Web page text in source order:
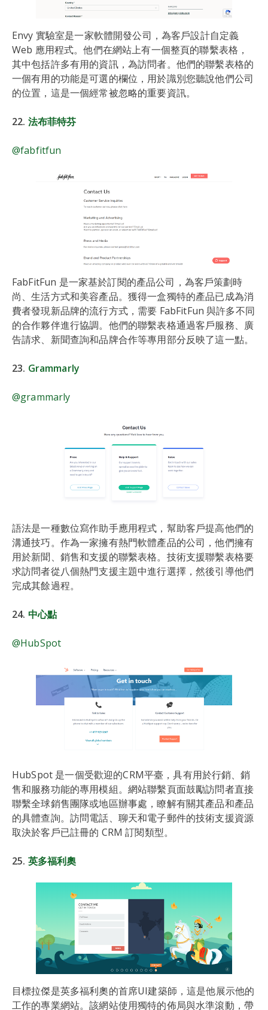
Envy 實驗室是一家軟體開發公司，為客戶設計自定義
Web 應用程式。他們在網站上有一個整頁的聯繫表格，
其中包括許多有用的資訊，為訪問者。他們的聯繫表格的
一個有用的功能是可選的欄位，用於識別您聽說他們公司
的位置，這是一個經常被忽略的重要資訊。
22. 法布菲特芬
@fabfitfun
FabFitFun 是一家基於訂閱的產品公司，為客戶策劃時
尚、生活方式和美容產品。獲得一盒獨特的產品已成為消
費者發現新品牌的流行方式，需要 FabFitFun 與許多不同
的合作夥伴進行協調。他們的聯繫表格通過客戶服務、廣
告請求、新聞查詢和品牌合作等專用部分反映了這一點。
23. Grammarly
@grammarly
語法是一種數位寫作助手應用程式，幫助客戶提高他們的
溝通技巧。作為一家擁有熱門軟體產品的公司，他們擁有
用於新聞、銷售和支援的聯繫表格。技術支援聯繫表格要
求訪問者從八個熱門支援主題中進行選擇，然後引導他們
完成其餘過程。
24. 中心點
@HubSpot
HubSpot 是一個受歡迎的CRM平臺，具有用於行銷、銷
售和服務功能的專用模組。網站聯繫頁面鼓勵訪問者直接
聯繫全球銷售團隊或地區辦事處，瞭解有關其產品和產品
的具體查詢。訪問電話、聊天和電子郵件的技術支援資源
取決於客戶已註冊的 CRM 訂閱類型。
25. 英多福利奧
目標拉傑是英多福利奧的首席UI建築師，這是他展示他的
工作的專業網站。該網站使用獨特的佈局與水準滾動，帶